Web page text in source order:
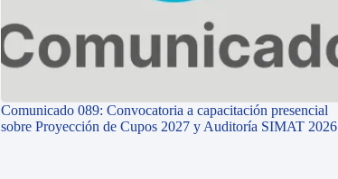
Comunicado 089: Convocatoria a capacitación presencial
sobre Proyección de Cupos 2027 y Auditoría SIMAT 2026